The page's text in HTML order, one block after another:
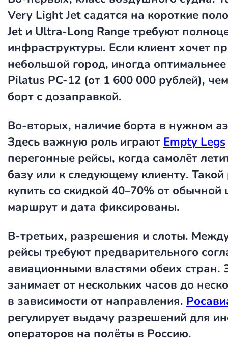
Very Light Jet садятся на короткие
Jet и Ultra-Long Range требуют
инфраструктуры. Если клиент хочет
небольшой город, иногда оптимальнее
Pilatus PC-12 (от 1 600 000 рублей),
борт с дозаправкой.
Во-вторых, наличие борта в нужном
Здесь важную роль играют Empty Legs
перегонные рейсы, когда самолёт
базу или к следующему клиенту.
купить со скидкой 40–70% от
маршрут и дата фиксированы.
В-третьих, разрешения и слоты.
рейсы требуют предварительного
авиационными властями обеих стран.
занимает от нескольких часов до
в зависимости от направления.
регулирует выдачу разрешений для
операторов на полёты в Россию.